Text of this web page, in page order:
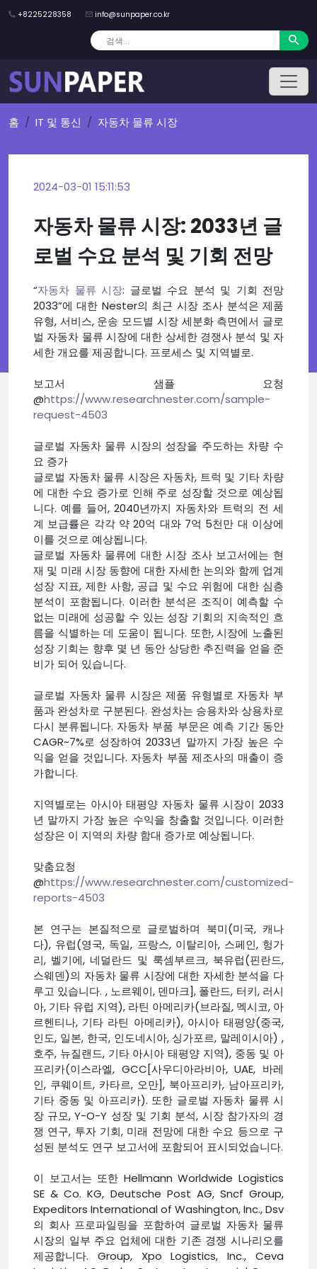
+8225228358 info@sunpaper.co.kr
홈 IT 및 통신 자동차 물류 시장
2024-03-01 15:11:53
자동차 물류 시장: 2033년 글
로벌 수요 분석 및 기회 전망
“자동차 물류 시장: 글로벌 수요 분석 및 기회 전망
2033”에 대한 Nester의 최근 시장 조사 분석은 제품
유형, 서비스, 운송 모드별 시장 세분화 측면에서 글로
벌 자동차 물류 시장에 대한 상세한 경쟁사 분석 및 자
세한 개요를 제공합니다. 프로세스 및 지역별로.
보고서 샘플 요청
@https://www.researchnester.com/sample-
request-4503
글로벌 자동차 물류 시장의 성장을 주도하는 차량 수
요 증가
글로벌 자동차 물류 시장은 자동차, 트럭 및 기타 차량
에 대한 수요 증가로 인해 주로 성장할 것으로 예상됩
니다. 예를 들어, 2040년까지 자동차와 트럭의 전 세
계 보급률은 각각 약 20억 대와 7억 5천만 대 이상에
이를 것으로 예상됩니다.
글로벌 자동차 물류에 대한 시장 조사 보고서에는 현
재 및 미래 시장 동향에 대한 자세한 논의와 함께 업계
성장 지표, 제한 사항, 공급 및 수요 위험에 대한 심층
분석이 포함됩니다. 이러한 분석은 조직이 예측할 수
없는 미래에 성공할 수 있는 성장 기회의 지속적인 흐
름을 식별하는 데 도움이 됩니다. 또한, 시장에 노출된
성장 기회는 향후 몇 년 동안 상당한 추진력을 얻을 준
비가 되어 있습니다.
글로벌 자동차 물류 시장은 제품 유형별로 자동차 부
품과 완성차로 구분된다. 완성차는 승용차와 상용차로
다시 분류됩니다. 자동차 부품 부문은 예측 기간 동안
CAGR~7%로 성장하여 2033년 말까지 가장 높은 수
익을 얻을 것입니다. 자동차 부품 제조사의 매출이 증
가합니다.
지역별로는 아시아 태평양 자동차 물류 시장이 2033
년 말까지 가장 높은 수익을 창출할 것입니다. 이러한
성장은 이 지역의 차량 함대 증가로 예상됩니다.
맞춤요청
@https://www.researchnester.com/customized-
reports-4503
본 연구는 본질적으로 글로벌하며 북미(미국, 캐나
다), 유럽(영국, 독일, 프랑스, 이탈리아, 스페인, 헝가
리, 벨기에, 네덜란드 및 룩셈부르크, 북유럽(핀란드,
스웨덴)의 자동차 물류 시장에 대한 자세한 분석을 다
루고 있습니다. , 노르웨이, 덴마크], 폴란드, 터키, 러시
아, 기타 유럽 지역), 라틴 아메리카(브라질, 멕시코, 아
르헨티나, 기타 라틴 아메리카), 아시아 태평양(중국,
인도, 일본, 한국, 인도네시아, 싱가포르, 말레이시아) ,
호주, 뉴질랜드, 기타 아시아 태평양 지역), 중동 및 아
프리카(이스라엘, GCC[사우디아라비아, UAE, 바레
인, 쿠웨이트, 카타르, 오만], 북아프리카, 남아프리카,
기타 중동 및 아프리카). 또한 글로벌 자동차 물류 시
장 규모, Y-O-Y 성장 및 기회 분석, 시장 참가자의 경
쟁 연구, 투자 기회, 미래 전망에 대한 수요 등으로 구
성된 분석도 연구 보고서에 포함되어 표시되었습니다.
이 보고서는 또한 Hellmann Worldwide Logistics
SE & Co. KG, Deutsche Post AG, Sncf Group,
Expeditors International of Washington, Inc., Dsv
의 회사 프로파일링을 포함하여 글로벌 자동차 물류
시장의 일부 주요 업체에 대한 기존 경쟁 시나리오를
제공합니다. Group, Xpo Logistics, Inc., Ceva